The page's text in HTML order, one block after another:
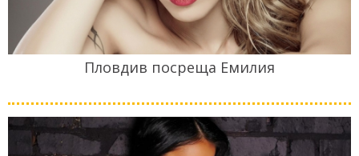
Пловдив посреща Емилия